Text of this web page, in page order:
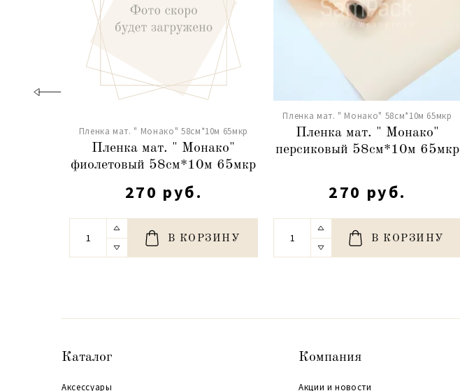
Пленка мат. " Монако" 58см*10м 65мкр
Пленка мат. " Монако"
фиолетовый 58см*10м 65мкр
270 руб.
В КОРЗИНУ
Пленка мат. " Монако" 58см*10м 65мкр
Пленка мат. " Монако"
персиковый 58см*10м 65мкр
270 руб.
В КОРЗИНУ
Каталог
Аксессуары
Компания
Акции и новости